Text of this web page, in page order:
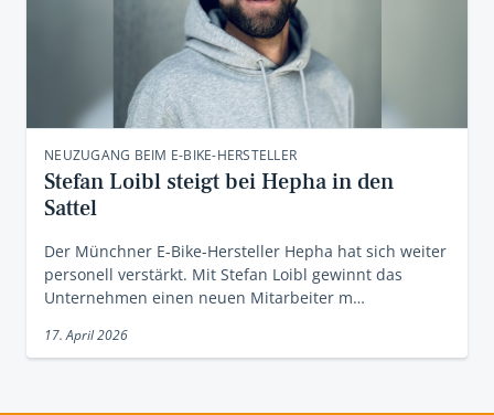
NEUZUGANG BEIM E-BIKE-HERSTELLER
Stefan Loibl steigt bei Hepha in den
Sattel
Der Münchner E-Bike-Hersteller Hepha hat sich weiter
personell verstärkt. Mit Stefan Loibl gewinnt das
Unternehmen einen neuen Mitarbeiter m…
17. April 2026